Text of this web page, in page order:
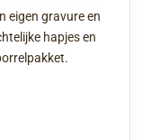
eigen gravure en
hapjes en